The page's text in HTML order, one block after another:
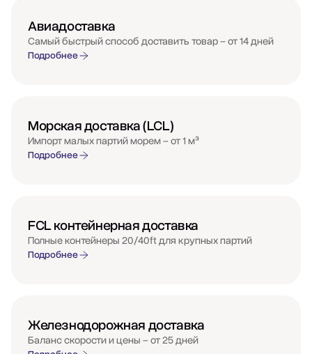
Авиадоставка
Самый быстрый способ доставить товар – от 14 дней
Подробнее
Морская доставка (LCL)
Импорт малых партий морем – от 1 м³
Подробнее
FCL контейнерная доставка
Полные контейнеры 20/40ft для крупных партий
Подробнее
Железнодорожная доставка
Баланс скорости и цены – от 25 дней